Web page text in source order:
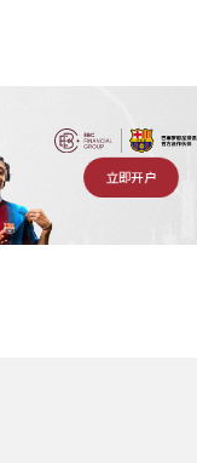
立即开户